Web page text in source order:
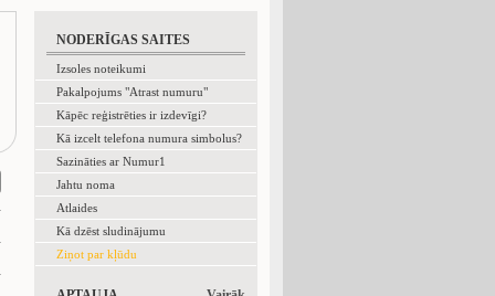
NODERĪGAS SAITES
Izsoles noteikumi
Pakalpojums "Atrast numuru"
Kāpēc reģistrēties ir izdevīgi?
Kā izcelt telefona numura simbolus?
Sazināties ar Numur1
Jahtu noma
Atlaides
Kā dzēst sludinājumu
Ziņot par kļūdu